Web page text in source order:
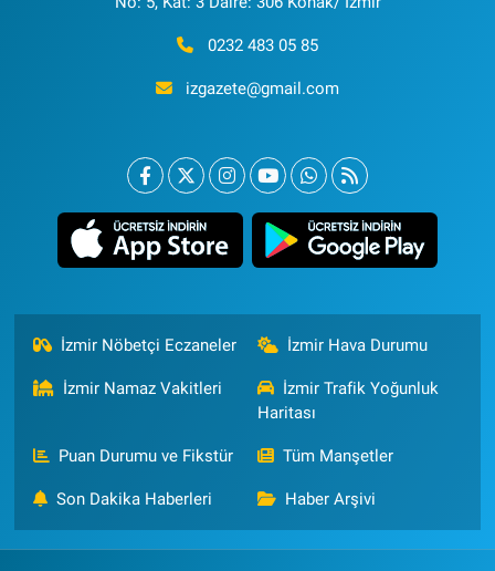
0232 483 05 85
izgazete@gmail.com
İzmir Nöbetçi Eczaneler İzmir Hava Durumu
İzmir Namaz Vakitleri
İzmir Trafik Yoğunluk
Haritası
Puan Durumu ve Fikstür Tüm Manşetler
Son Dakika Haberleri Haber Arşivi